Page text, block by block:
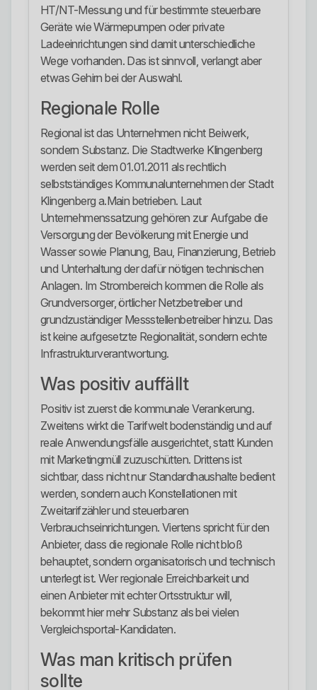
HT/NT-Messung und für bestimmte steuerbare
Geräte wie Wärmepumpen oder private
Ladeeinrichtungen sind damit unterschiedliche
Wege vorhanden. Das ist sinnvoll, verlangt aber
etwas Gehirn bei der Auswahl.
Regionale Rolle
Regional ist das Unternehmen nicht Beiwerk,
sondern Substanz. Die Stadtwerke Klingenberg
werden seit dem 01.01.2011 als rechtlich
selbstständiges Kommunalunternehmen der Stadt
Klingenberg a.Main betrieben. Laut
Unternehmenssatzung gehören zur Aufgabe die
Versorgung der Bevölkerung mit Energie und
Wasser sowie Planung, Bau, Finanzierung, Betrieb
und Unterhaltung der dafür nötigen technischen
Anlagen. Im Strombereich kommen die Rolle als
Grundversorger, örtlicher Netzbetreiber und
grundzuständiger Messstellenbetreiber hinzu. Das
ist keine aufgesetzte Regionalität, sondern echte
Infrastrukturverantwortung.
Was positiv auffällt
Positiv ist zuerst die kommunale Verankerung.
Zweitens wirkt die Tarifwelt bodenständig und auf
reale Anwendungsfälle ausgerichtet, statt Kunden
mit Marketingmüll zuzuschütten. Drittens ist
sichtbar, dass nicht nur Standardhaushalte bedient
werden, sondern auch Konstellationen mit
Zweitarifzähler und steuerbaren
Verbrauchseinrichtungen. Viertens spricht für den
Anbieter, dass die regionale Rolle nicht bloß
behauptet, sondern organisatorisch und technisch
unterlegt ist. Wer regionale Erreichbarkeit und
einen Anbieter mit echter Ortsstruktur will,
bekommt hier mehr Substanz als bei vielen
Vergleichsportal-Kandidaten.
Was man kritisch prüfen
sollte